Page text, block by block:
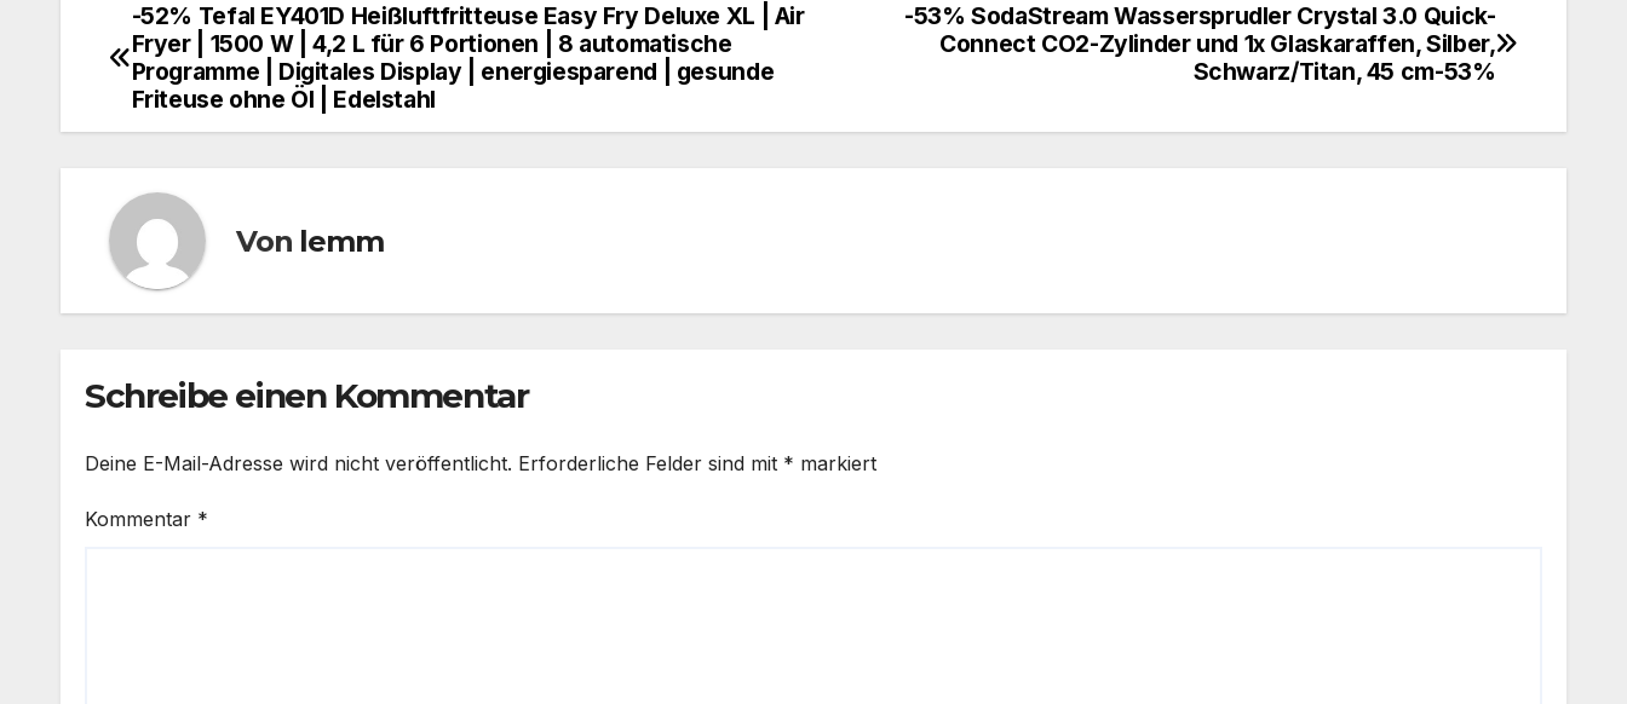
-53% SodaStream Wassersprudler Crystal 3.0 Quick-
Connect CO2-Zylinder und 1x Glaskaraffen, Silber,
Schwarz/Titan, 45 cm-53%
-52% Tefal EY401D Heißluftfritteuse Easy Fry Deluxe XL | Air
Fryer | 1500 W | 4,2 L für 6 Portionen | 8 automatische
Programme | Digitales Display | energiesparend | gesunde
Friteuse ohne Öl | Edelstahl
Von lemm
Schreibe einen Kommentar
Deine E-Mail-Adresse wird nicht veröffentlicht. Erforderliche Felder sind mit * markiert
Kommentar *